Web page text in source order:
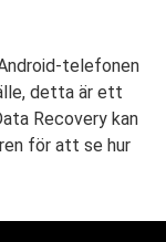
telefonen
detta är ett
Recovery kan
för att se hur